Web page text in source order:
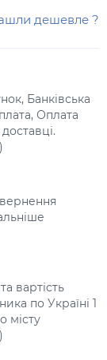
дешевле ?
Банківська
Оплата
вартість
по Україні 1
місту